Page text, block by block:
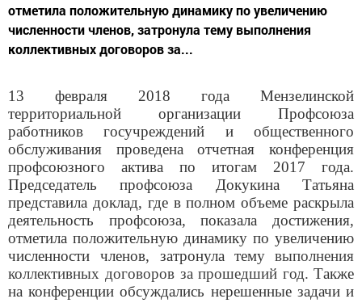
отметила положительную динамику по увеличению
численности членов, затронула тему выполнения
коллективных договоров за...
13 февраля 2018 года Мензелинской
территориальной организации Профсоюза
работников госучреждений и общественного
обслуживания проведена отчетная конференция
профсоюзного актива
по итогам
2017 года.
Председатель профсоюза Докукина Татьяна
представила доклад, где в полном объеме раскрыла
деятельность профсоюза, показала достижения,
отметила положительную динамику по увеличению
численности членов, затронула тему выполнения
коллективных договоров за прошедший год. Также
на конференцииобсуждались нерешенные задачи и